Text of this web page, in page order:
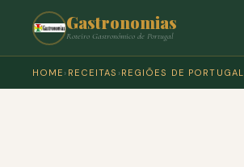
Gastronomias
Roteiro Gastronómico de Portugal
HOME › RECEITAS › REGIÕES DE PORTUGAL